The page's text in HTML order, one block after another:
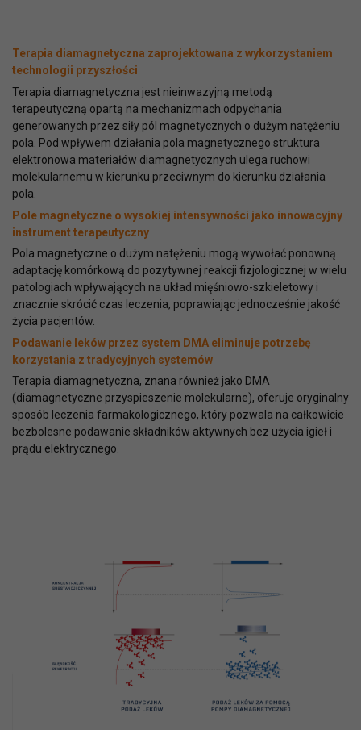
Terapia diamagnetyczna zaprojektowana z wykorzystaniem
technologii przyszłości
Terapia diamagnetyczna jest nieinwazyjną metodą
terapeutyczną opartą na mechanizmach odpychania
generowanych przez siły pól magnetycznych o dużym natężeniu
pola. Pod wpływem działania pola magnetycznego struktura
elektronowa materiałów diamagnetycznych ulega ruchowi
molekularnemu w kierunku przeciwnym do kierunku działania
pola.
Pole magnetyczne o wysokiej intensywności jako innowacyjny
instrument terapeutyczny
Pola magnetyczne o dużym natężeniu mogą wywołać ponowną
adaptację komórkową do pozytywnej reakcji fizjologicznej w wielu
patologiach wpływających na układ mięśniowo-szkieletowy i
znacznie skrócić czas leczenia, poprawiając jednocześnie jakość
życia pacjentów.
Podawanie leków przez system DMA eliminuje potrzebę
korzystania z tradycyjnych systemów
Terapia diamagnetyczna, znana również jako DMA
(diamagnetyczne przyspieszenie molekularne), oferuje oryginalny
sposób leczenia farmakologicznego, który pozwala na całkowicie
bezbolesne podawanie składników aktywnych bez użycia igieł i
prądu elektrycznego.